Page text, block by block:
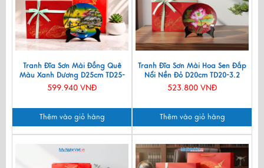
Tranh Đĩa Sơn Mài Đồng Quê
Màu Xanh Dương D25cm TD25-
2.5
599.940 VNĐ
Thêm vào giỏ hàng
Tranh Đĩa Sơn Mài Hoa Sen Đắp
Nổi Nền Đỏ D20cm TD20-3.2
523.800 VNĐ
Thêm vào giỏ hàng